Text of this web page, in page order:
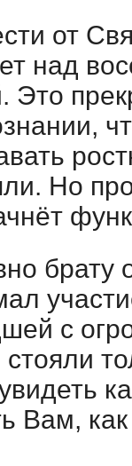
от
над
Это
Но
брату
с
Вам,